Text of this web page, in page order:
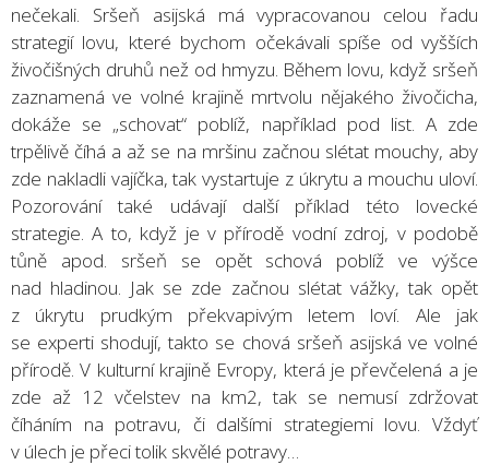
nečekali. Sršeň asijská má vypracovanou celou řadu
strategií lovu, které bychom očekávali spíše od vyšších
živočišných druhů než od hmyzu. Během lovu, když sršeň
zaznamená ve volné krajině mrtvolu nějakého živočicha,
dokáže se „schovat“ poblíž, například pod list. A zde
trpělivě číhá a až se na mršinu začnou slétat mouchy, aby
zde nakladli vajíčka, tak vystartuje z úkrytu a mouchu uloví.
Pozorování také udávají další příklad této lovecké
strategie. A to, když je v přírodě vodní zdroj, v podobě
tůně apod. sršeň se opět schová poblíž ve výšce
nad hladinou. Jak se zde začnou slétat vážky, tak opět
z úkrytu prudkým překvapivým letem loví. Ale jak
se experti shodují, takto se chová sršeň asijská ve volné
přírodě. V kulturní krajině Evropy, která je převčelená a je
zde až 12 včelstev na km2, tak se nemusí zdržovat
číháním na potravu, či dalšími strategiemi lovu. Vždyť
v úlech je přeci tolik skvělé potravy…